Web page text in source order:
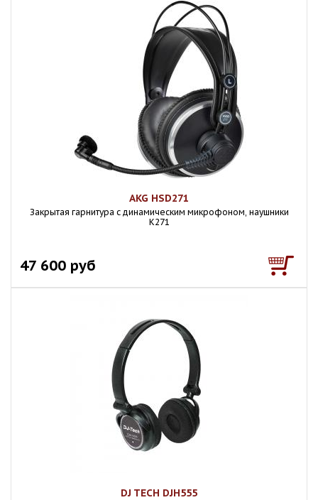
AKG HSD271
Закрытая гарнитура с динамическим микрофоном, наушники
K271
47 600 руб
DJ TECH DJH555